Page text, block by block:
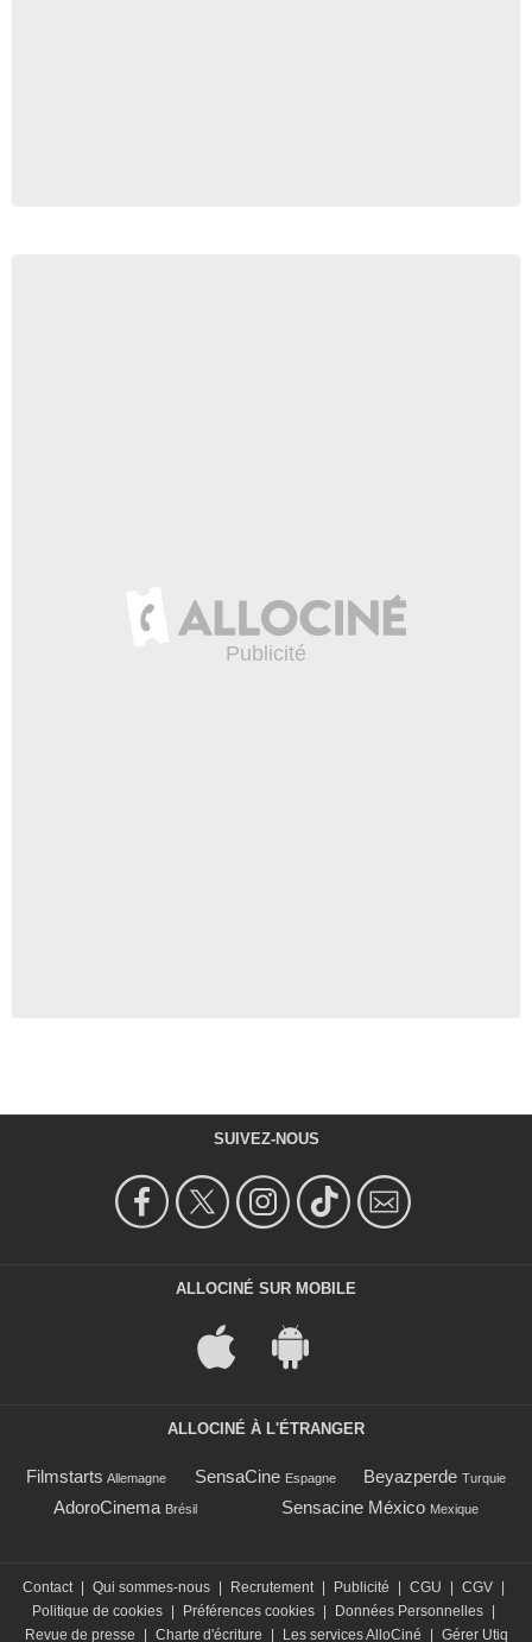
SUIVEZ-NOUS
ALLOCINÉ SUR MOBILE
ALLOCINÉ À L'ÉTRANGER
Filmstarts Allemagne SensaCine Espagne Beyazperde Turquie
AdoroCinema Brésil Sensacine México Mexique
Contact Qui sommes-nous Recrutement Publicité CGU CGV
Politique de cookies
Préférences cookies Données Personnelles
Revue de presse
Charte d'écriture Les services AlloCiné Gérer Utiq